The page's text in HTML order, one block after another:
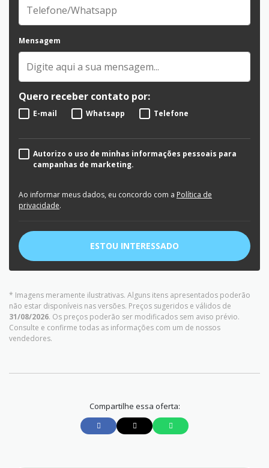
Mensagem
Quero receber contato por:
E-mail Whatsapp Telefone
Autorizo o uso de minhas informações pessoais para
campanhas de marketing.
Ao informar meus dados, eu concordo com a Política de
privacidade.
ESTOU INTERESSADO
* Imagens meramente ilustrativas. Alguns itens apresentados poderão
não estar disponíveis nas versões. Preços sugeridos e válidos de
31/08/2026. Os preços poderão ser modificados sem aviso prévio.
Consulte e confirme todas as informações com um de nossos
vendedores.
Compartilhe essa oferta: